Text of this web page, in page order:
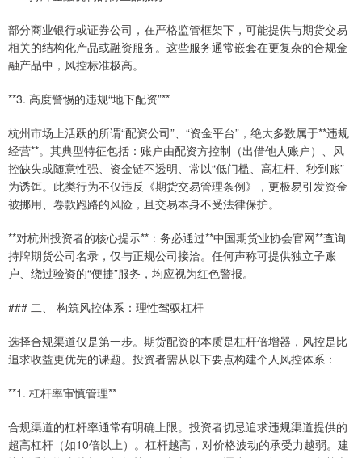
部分商业银行或证券公司，在严格监管框架下，可能提供与期货交易
相关的结构化产品或融资服务。这些服务通常嵌套在更复杂的合规金
融产品中，风控标准极高。
**3. 高度警惕的违规“地下配资”**
杭州市场上活跃的所谓“配资公司”、“资金平台”，绝大多数属于**违规
经营**。其典型特征包括：账户由配资方控制（出借他人账户）、风
控缺失或随意性强、资金链不透明、常以“低门槛、高杠杆、秒到账”
为诱饵。此类行为不仅违反《期货交易管理条例》，更极易引发资金
被挪用、卷款跑路的风险，且交易本身不受法律保护。
**对杭州投资者的核心提示**：务必通过**中国期货业协会官网**查询
持牌期货公司名录，仅与正规公司接洽。任何声称可提供独立子账
户、绕过验资的“便捷”服务，均应视为红色警报。
### 二、 构筑风控体系：理性驾驭杠杆
选择合规渠道仅是第一步。期货配资的本质是杠杆倍增器，风控是比
追求收益更优先的课题。投资者需从以下要点构建个人风控体系：
**1. 杠杆率审慎管理**
合规渠道的杠杆率通常有明确上限。投资者切忌追求违规渠道提供的
超高杠杆（如10倍以上）。杠杆越高，对价格波动的承受力越弱。建